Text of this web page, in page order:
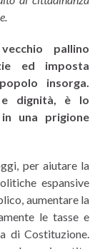
pallino
ed imposta
insorga.
e dignità, è lo
una prigione
per aiutare la
espansive
aumentare la
le tasse e
di Costituzione.